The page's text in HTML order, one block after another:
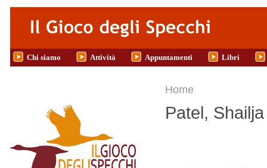
Salta al contenuto principale
Chi siamo Attività Appuntamenti Libri
Tu sei qui
Home
Patel, Shailja